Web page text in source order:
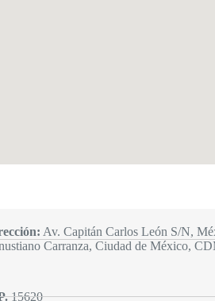
Av. Capitán Carlos León S/N,
Carranza, Ciudad de México,
15620